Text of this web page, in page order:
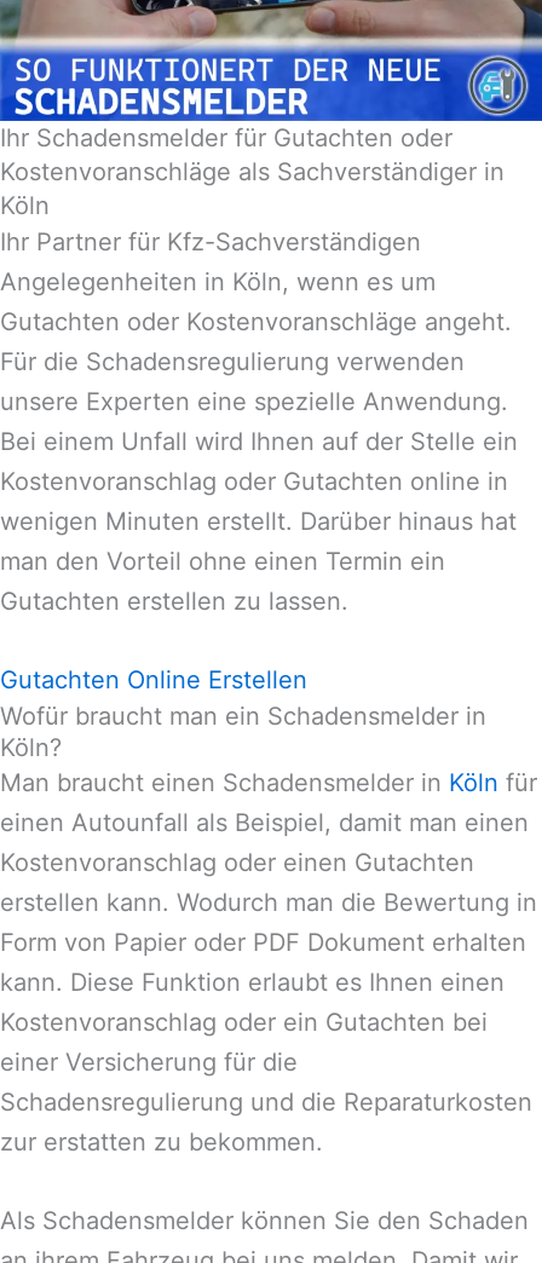
Ihr Schadensmelder für Gutachten oder
Kostenvoranschläge als Sachverständiger in
Köln
Ihr Partner für Kfz-Sachverständigen
Angelegenheiten in Köln, wenn es um
Gutachten oder Kostenvoranschläge angeht.
Für die Schadensregulierung verwenden
unsere Experten eine spezielle Anwendung.
Bei einem Unfall wird Ihnen auf der Stelle ein
Kostenvoranschlag oder Gutachten online in
wenigen Minuten erstellt. Darüber hinaus hat
man den Vorteil ohne einen Termin ein
Gutachten erstellen zu lassen.
Gutachten Online Erstellen
Wofür braucht man ein Schadensmelder in
Köln?
Man braucht einen Schadensmelder in Köln für
einen Autounfall als Beispiel, damit man einen
Kostenvoranschlag oder einen Gutachten
erstellen kann. Wodurch man die Bewertung in
Form von Papier oder PDF Dokument erhalten
kann. Diese Funktion erlaubt es Ihnen einen
Kostenvoranschlag oder ein Gutachten bei
einer Versicherung für die
Schadensregulierung und die Reparaturkosten
zur erstatten zu bekommen.
Als Schadensmelder können Sie den Schaden